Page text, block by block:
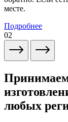
месте.
Подробнее
02
любых